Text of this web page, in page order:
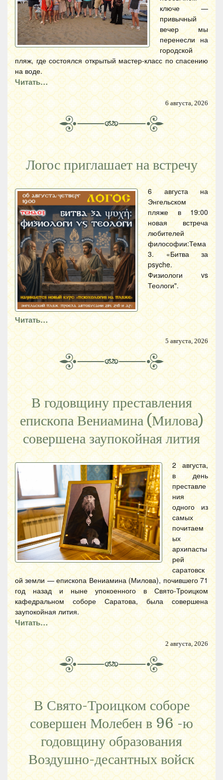
ключе —
привычный
вечер мы
перенесли на
городской
пляж, где состоялся открытый мастер-класс по спасению
на воде.
Читать…
6 августа, 2026
Логос приглашает на встречу
6 августа на
Энгельском
пляже в 19:00
новая встреча
любителей
философии:Тема
3. «Битва за
psyche.
Физиологи vs
Теологи".
Читать…
5 августа, 2026
В годовщину преставления
епископа Вениамина (Милова)
совершена заупокойная лития
2 августа,
в день
преставле
ния
одного из
самых
почитаем
ых
архипасты
рей
саратовск
ой земли — епископа Вениамина (Милова), почившего 71
год назад и ныне упокоенного в Свято-Троицком
кафедральном соборе Саратова, была совершена
заупокойная лития.
Читать…
2 августа, 2026
В Свято-Троицком соборе
совершен Молебен в 96 -ю
годовщину образования
Воздушно-десантных войск